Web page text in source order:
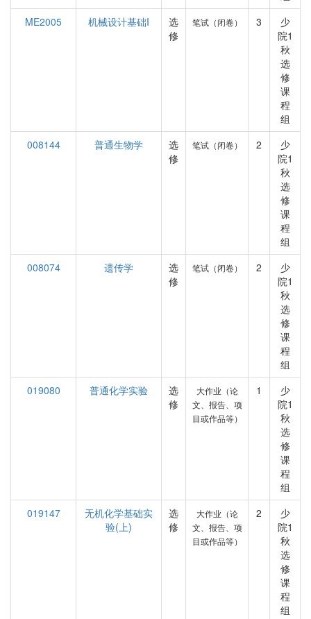
ME2005
机械设计基础I
选
修
笔试（闭卷） 3
少
院1
秋
选
修
课
程
组
008144
普通生物学
选
修
笔试（闭卷） 2
少
院1
秋
选
修
课
程
组
008074
遗传学
选
修
笔试（闭卷） 2
少
院1
秋
选
修
课
程
组
019080
普通化学实验
选
修
大作业（论
文、报告、项
目或作品等）
1
少
院1
秋
选
修
课
程
组
019147
无机化学基础实
验(上)
选
修
大作业（论
文、报告、项
目或作品等）
2
少
院1
秋
选
修
课
程
组